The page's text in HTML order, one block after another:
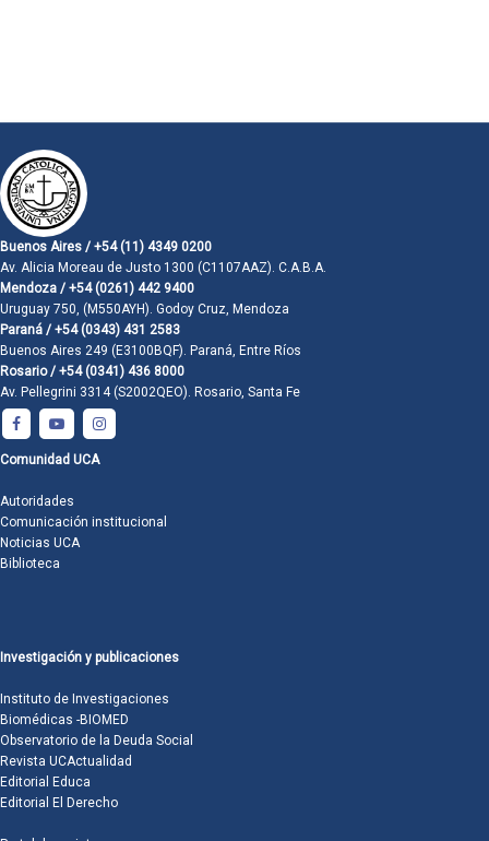
Buenos Aires / +54 (11) 4349 0200
Av. Alicia Moreau de Justo 1300 (C1107AAZ). C.A.B.A.
Mendoza / +54 (0261) 442 9400
Uruguay 750, (M550AYH). Godoy Cruz, Mendoza
Paraná / +54 (0343) 431 2583
Buenos Aires 249 (E3100BQF). Paraná, Entre Ríos
Rosario / +54 (0341) 436 8000
Av. Pellegrini 3314 (S2002QEO). Rosario, Santa Fe
Comunidad UCA
Autoridades
Comunicación institucional
Noticias UCA
Biblioteca
Investigación y publicaciones
Instituto de Investigaciones
Biomédicas -BIOMED
Observatorio de la Deuda Social
Revista UCActualidad
Editorial Educa
Editorial El Derecho